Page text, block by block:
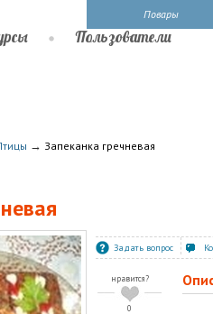
Повары
Пользователи
→ Запеканка гречневая
Задать вопрос
нравится?
0